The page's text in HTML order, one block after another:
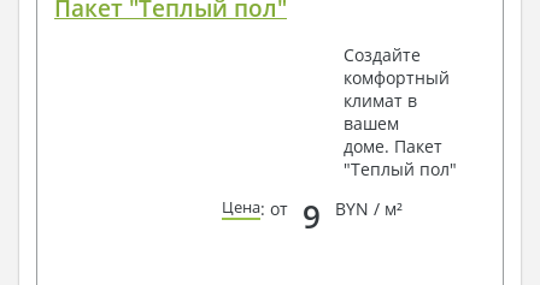
Пакет "Теплый пол"
Создайте
комфортный
климат в
вашем
доме. Пакет
"Теплый пол"
Цена: от 9 BYN / м²